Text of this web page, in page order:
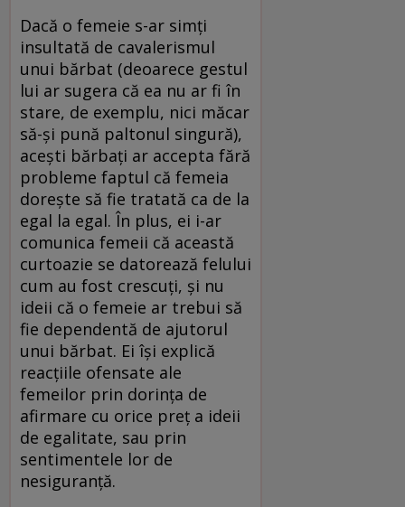
Dacă o femeie s-ar simţi
insultată de cavalerismul
unui bărbat (deoarece gestul
lui ar sugera că ea nu ar fi în
stare, de exemplu, nici măcar
să-şi pună paltonul singură),
aceşti bărbaţi ar accepta fără
probleme faptul că femeia
doreşte să fie tratată ca de la
egal la egal. În plus, ei i-ar
comunica femeii că această
curtoazie se datorează felului
cum au fost crescuţi, şi nu
ideii că o femeie ar trebui să
fie dependentă de ajutorul
unui bărbat. Ei îşi explică
reacţiile ofensate ale
femeilor prin dorinţa de
afirmare cu orice preţ a ideii
de egalitate, sau prin
sentimentele lor de
nesiguranţă.